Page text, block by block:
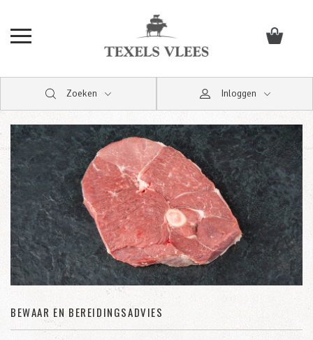
Zoeken Inloggen
BEWAAR EN BEREIDINGSADVIES